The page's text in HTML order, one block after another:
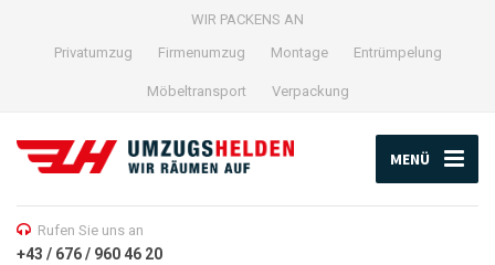
WIR PACKENS AN
Privatumzug
Firmenumzug Montage Entrümpelung
Möbeltransport Verpackung
MENÜ
Rufen Sie uns an
+43 / 676 / 960 46 20